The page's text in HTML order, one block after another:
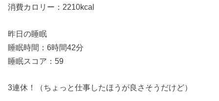
消費カロリー：2210kcal
昨日の睡眠
睡眠時間：6時間42分
睡眠スコア：59
3連休！（ちょっと仕事したほうが良さそうだけど）